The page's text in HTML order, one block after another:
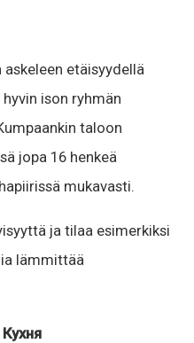
etäisyydellä
ison ryhmän
taloon
jopa 16 henkeä
mukavasti.
ja tilaa esimerkiksi
lämmittää
Кухня